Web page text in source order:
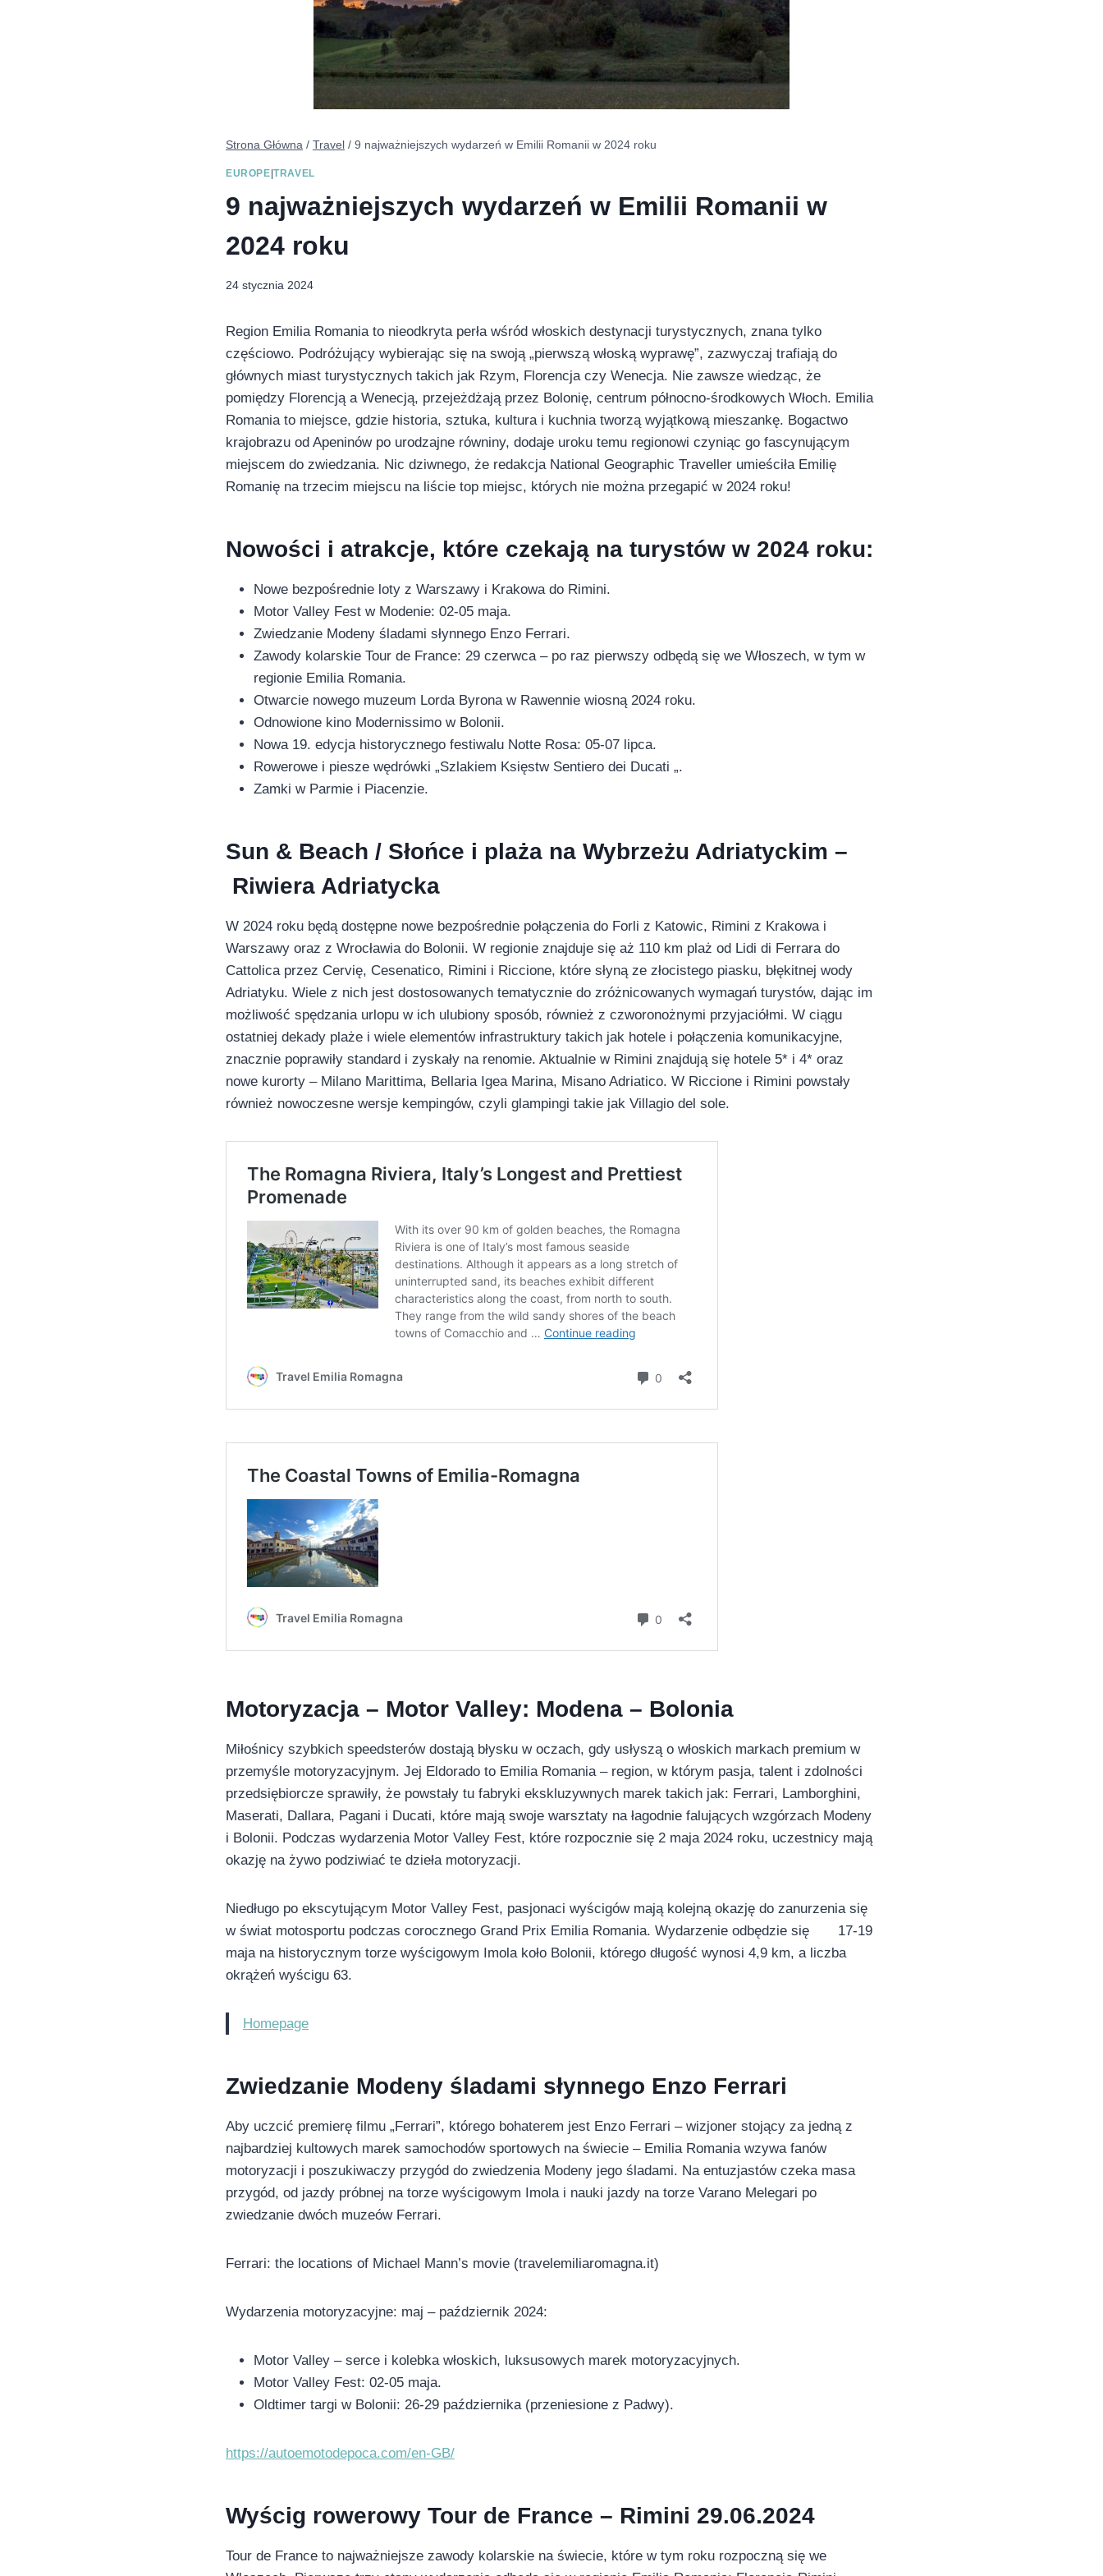
Strona Główna / Travel / 9 najważniejszych wydarzeń w Emilii Romanii w 2024 roku
EUROPE |TRAVEL
9 najważniejszych wydarzeń w Emilii Romanii w
2024 roku
24 stycznia 2024
Region Emilia Romania to nieodkryta perła wśród włoskich destynacji turystycznych, znana tylko
częściowo. Podróżujący wybierając się na swoją „pierwszą włoską wyprawę”, zazwyczaj trafiają do
głównych miast turystycznych takich jak Rzym, Florencja czy Wenecja. Nie zawsze wiedząc, że
pomiędzy Florencją a Wenecją, przejeżdżają przez Bolonię, centrum północno-środkowych Włoch. Emilia
Romania to miejsce, gdzie historia, sztuka, kultura i kuchnia tworzą wyjątkową mieszankę. Bogactwo
krajobrazu od Apeninów po urodzajne równiny, dodaje uroku temu regionowi czyniąc go fascynującym
miejscem do zwiedzania. Nic dziwnego, że redakcja National Geographic Traveller umieściła Emilię
Romanię na trzecim miejscu na liście top miejsc, których nie można przegapić w 2024 roku!
Nowości i atrakcje, które czekają na turystów w 2024 roku:
Nowe bezpośrednie loty z Warszawy i Krakowa do Rimini.
Motor Valley Fest w Modenie: 02-05 maja.
Zwiedzanie Modeny śladami słynnego Enzo Ferrari.
Zawody kolarskie Tour de France: 29 czerwca – po raz pierwszy odbędą się we Włoszech, w tym w
regionie Emilia Romania.
Otwarcie nowego muzeum Lorda Byrona w Rawennie wiosną 2024 roku.
Odnowione kino Modernissimo w Bolonii.
Nowa 19. edycja historycznego festiwalu Notte Rosa: 05-07 lipca.
Rowerowe i piesze wędrówki „Szlakiem Księstw Sentiero dei Ducati „.
Zamki w Parmie i Piacenzie.
Sun & Beach / Słońce i plaża na Wybrzeżu Adriatyckim –
Riwiera Adriatycka
W 2024 roku będą dostępne nowe bezpośrednie połączenia do Forli z Katowic, Rimini z Krakowa i
Warszawy oraz z Wrocławia do Bolonii. W regionie znajduje się aż 110 km plaż od Lidi di Ferrara do
Cattolica przez Cervię, Cesenatico, Rimini i Riccione, które słyną ze złocistego piasku, błękitnej wody
Adriatyku. Wiele z nich jest dostosowanych tematycznie do zróżnicowanych wymagań turystów, dając im
możliwość spędzania urlopu w ich ulubiony sposób, również z czworonożnymi przyjaciółmi. W ciągu
ostatniej dekady plaże i wiele elementów infrastruktury takich jak hotele i połączenia komunikacyjne,
znacznie poprawiły standard i zyskały na renomie. Aktualnie w Rimini znajdują się hotele 5* i 4* oraz
nowe kurorty – Milano Marittima, Bellaria Igea Marina, Misano Adriatico. W Riccione i Rimini powstały
również nowoczesne wersje kempingów, czyli glampingi takie jak Villagio del sole.
Motoryzacja – Motor Valley: Modena – Bolonia
Miłośnicy szybkich speedsterów dostają błysku w oczach, gdy usłyszą o włoskich markach premium w
przemyśle motoryzacyjnym. Jej Eldorado to Emilia Romania – region, w którym pasja, talent i zdolności
przedsiębiorcze sprawiły, że powstały tu fabryki ekskluzywnych marek takich jak: Ferrari, Lamborghini,
Maserati, Dallara, Pagani i Ducati, które mają swoje warsztaty na łagodnie falujących wzgórzach Modeny
i Bolonii. Podczas wydarzenia Motor Valley Fest, które rozpocznie się 2 maja 2024 roku, uczestnicy mają
okazję na żywo podziwiać te dzieła motoryzacji.
Niedługo po ekscytującym Motor Valley Fest, pasjonaci wyścigów mają kolejną okazję do zanurzenia się
w świat motosportu podczas corocznego Grand Prix Emilia Romania. Wydarzenie odbędzie się 17-19
maja na historycznym torze wyścigowym Imola koło Bolonii, którego długość wynosi 4,9 km, a liczba
okrążeń wyścigu 63.
Homepage
Zwiedzanie Modeny śladami słynnego Enzo Ferrari
Aby uczcić premierę filmu „Ferrari”, którego bohaterem jest Enzo Ferrari – wizjoner stojący za jedną z
najbardziej kultowych marek samochodów sportowych na świecie – Emilia Romania wzywa fanów
motoryzacji i poszukiwaczy przygód do zwiedzenia Modeny jego śladami. Na entuzjastów czeka masa
przygód, od jazdy próbnej na torze wyścigowym Imola i nauki jazdy na torze Varano Melegari po
zwiedzanie dwóch muzeów Ferrari.
Ferrari: the locations of Michael Mann’s movie (travelemiliaromagna.it)
Wydarzenia motoryzacyjne: maj – październik 2024:
Motor Valley – serce i kolebka włoskich, luksusowych marek motoryzacyjnych.
Motor Valley Fest: 02-05 maja.
Oldtimer targi w Bolonii: 26-29 października (przeniesione z Padwy).
https://autoemotodepoca.com/en-GB/
Wyścig rowerowy Tour de France – Rimini 29.06.2024
Tour de France to najważniejsze zawody kolarskie na świecie, które w tym roku rozpoczną się we